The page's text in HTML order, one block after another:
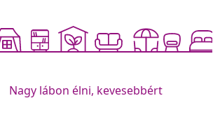
Nagy lábon élni, kevesebbért